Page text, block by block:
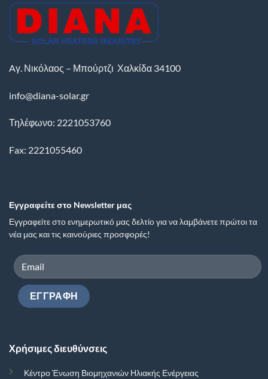
Aγ. Νικόλαος – Μπούρτζι Χαλκίδα 34100
info@diana-solar.gr
Τηλέφωνο: 2221053760
Fax: 2221055460
Εγγραφείτε στο Newsletter μας
Εγγραφείτε στο ενημερωτικό μας δελτίο για να λαμβάνετε πρώτοι τα
νέα μας και τις καινούριες προσφορές!
Χρήσιμες διευθύνσεις
Κέντρο Ένωση Βιομηχανιών Ηλιακής Ενέργειας